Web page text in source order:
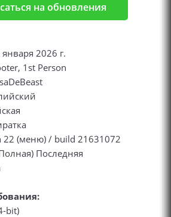
на обновления
2026 г.
1st Person
22 (меню) / build 21631072
Последняя
bit)